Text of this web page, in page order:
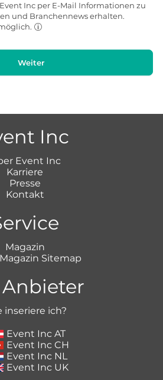
Inc per E-Mail Informationen zu
und Branchennews erhalten.
Weiter
Inc
Event Inc
Karriere
Presse
Kontakt
Magazin
Sitemap
Anbieter
inseriere ich?
Event Inc AT
Event Inc CH
Event Inc NL
Event Inc UK